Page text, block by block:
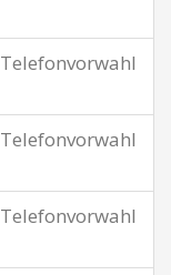
Telefonvorwahl
Telefonvorwahl
Telefonvorwahl